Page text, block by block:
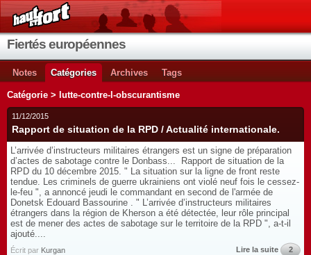
Fiertés européennes
Notes Catégories Archives Tags
Catégorie > lutte-contre-l-obscurantisme
11/12/2015
Rapport de situation de la RPD / Actualité internationale.
L’arrivée d’instructeurs militaires étrangers est un signe de préparation
d’actes de sabotage contre le Donbass... Rapport de situation de la
RPD du 10 décembre 2015. " La situation sur la ligne de front reste
tendue. Les criminels de guerre ukrainiens ont violé neuf fois le cessez-
le-feu ", a annoncé jeudi le commandant en second de l'armée de
Donetsk Edouard Bassourine . " L’arrivée d’instructeurs militaires
étrangers dans la région de Kherson a été détectée, leur rôle principal
est de mener des actes de sabotage sur le territoire de la RPD ", a-t-il
ajouté....
Écrit par Kurgan Lire la suite 2